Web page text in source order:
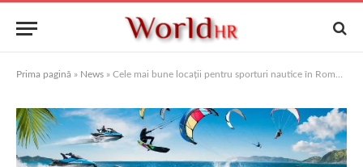
Prima pagină » News » Cele mai bune locații pentru sporturi nautice în România